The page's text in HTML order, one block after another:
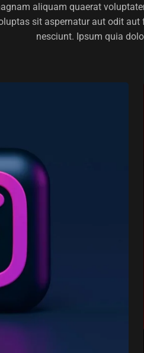
aliquam quaerat
sit aspernatur aut odit
nesciunt. Ipsum quia